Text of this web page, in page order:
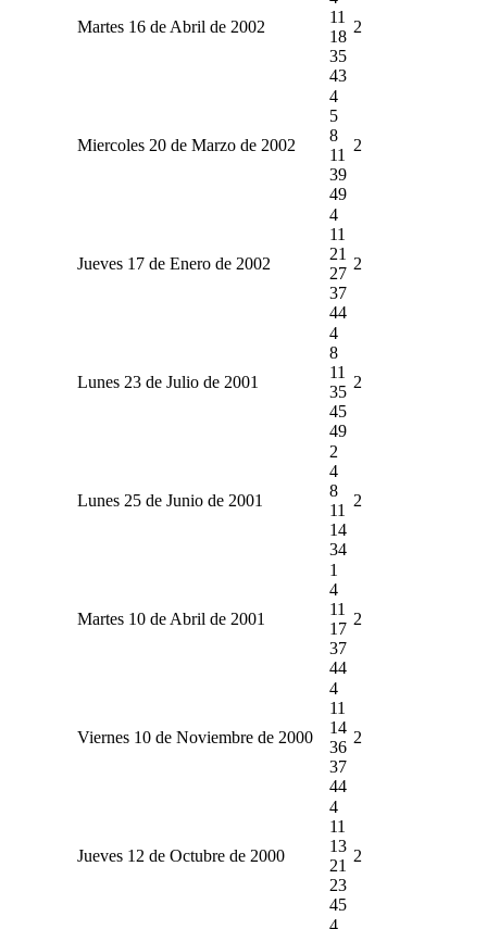
Martes 16 de Abril de 2002
11
18
35
43
2
Miercoles 20 de Marzo de 2002
4
5
8
11
39
49
2
Jueves 17 de Enero de 2002
4
11
21
27
37
44
2
Lunes 23 de Julio de 2001
4
8
11
35
45
49
2
Lunes 25 de Junio de 2001
2
4
8
11
14
34
2
Martes 10 de Abril de 2001
1
4
11
17
37
44
2
Viernes 10 de Noviembre de 2000
4
11
14
36
37
44
2
Jueves 12 de Octubre de 2000
4
11
13
21
23
45
2
4